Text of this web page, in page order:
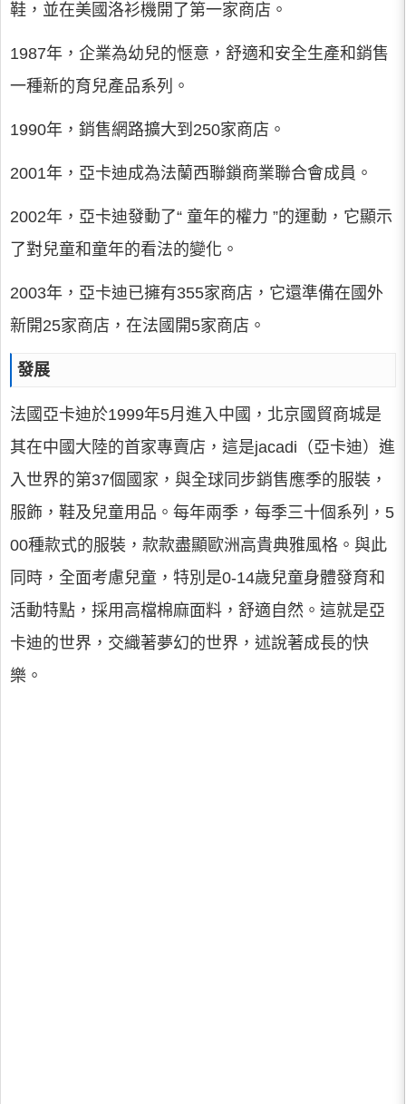
鞋，並在美國洛衫機開了第一家商店。
1987年，企業為幼兒的愜意，舒適和安全生產和銷售
一種新的育兒產品系列。
1990年，銷售網路擴大到250家商店。
2001年，亞卡迪成為法蘭西聯鎖商業聯合會成員。
2002年，亞卡迪發動了“ 童年的權力 ”的運動，它顯示
了對兒童和童年的看法的變化。
2003年，亞卡迪已擁有355家商店，它還準備在國外
新開25家商店，在法國開5家商店。
發展
法國亞卡迪於1999年5月進入中國，北京國貿商城是
其在中國大陸的首家專賣店，這是jacadi（亞卡迪）進
入世界的第37個國家，與全球同步銷售應季的服裝，
服飾，鞋及兒童用品。每年兩季，每季三十個系列，5
00種款式的服裝，款款盡顯歐洲高貴典雅風格。與此
同時，全面考慮兒童，特別是0-14歲兒童身體發育和
活動特點，採用高檔棉麻面料，舒適自然。這就是亞
卡迪的世界，交織著夢幻的世界，述說著成長的快
樂。